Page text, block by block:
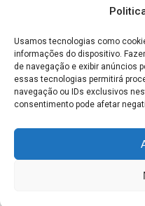
Usamos tecnologias como
informações do dispositivo.
de navegação e exibir anúncios
essas tecnologias permitirá
navegação ou IDs exclusivos
consentimento pode afetar
Posições que falam
Outubro 6, 2011
Escola